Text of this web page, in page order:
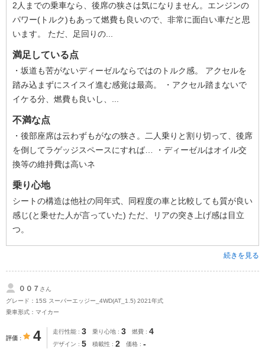
2人までの乗車なら、後席の狭さは気になりません。エンジンの
パワー(トルク)もあって燃費も良いので、非常に面白い車だと思
います。 ただ、足回りの...
満足している点
・坂道も苦がないディーゼルならではのトルク感。 アクセルを
踏み込まずにスイスイ進む感覚は最高。 ・アクセル踏まないで
イケる分、燃費も良いし、...
不満な点
・後部座席は云わずもがなの狭さ。二人乗りと割り切って、後席
を倒してラゲッジスペースにすれば… ・ディーゼルはオイル交
換等の維持費は高いネ
乗り心地
シートの構造は他社の同年式、同程度の車と比較しても質が良い
感じ(と乗せた人が言っていた) ただ、リアの突き上げ感は目立
つ。
続きを見る
００７ さん
グレード：15S スーパーエッジー_4WD(AT_1.5) 2021年式
乗車形式：マイカー
評価 4 走行性能 3 乗り心地 3 燃費 4
デザイン 5 積載性 2 価格 -